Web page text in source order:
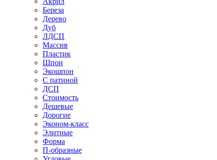
Береза
Дерево
Дуб
ЛДСП
Массив
Пластик
Шпон
Экошпон
С патиной
ДСП
Стоимость
Дешевые
Дорогие
Эконом-класс
Элитные
Форма
П-образные